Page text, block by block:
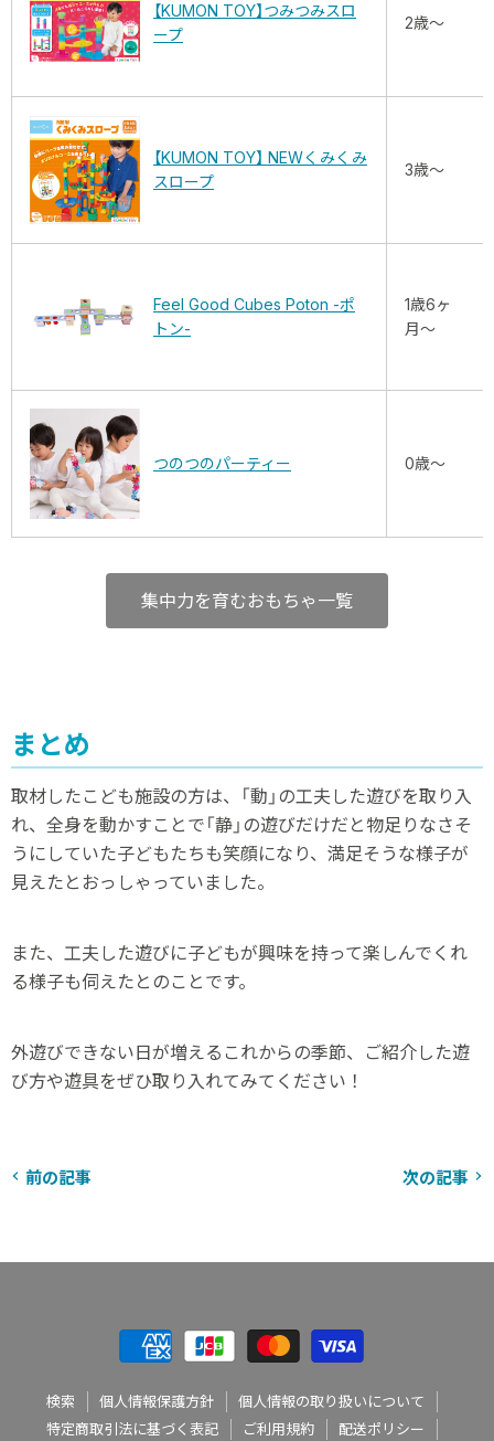
【KUMON TOY】つみつみスロ
ープ
2歳～
【KUMON TOY】 NEWくみくみ
スロープ
3歳～
Feel Good Cubes Poton -ポ
トン-
1歳6ヶ
月～
つのつのパーティー 0歳～
集中力を育むおもちゃ一覧
まとめ
取材したこども施設の方は、「動」の工夫した遊びを取り入
れ、全身を動かすことで「静」の遊びだけだと物足りなさそ
うにしていた子どもたちも笑顔になり、満足そうな様子が
見えたとおっしゃっていました。
また、工夫した遊びに子どもが興味を持って楽しんでくれ
る様子も伺えたとのことです。
外遊びできない日が増えるこれからの季節、ご紹介した遊
び方や遊具をぜひ取り入れてみてください！
前の記事 次の記事
検索 個人情報保護方針
個人情報の取り扱いについて
特定商取引法に基づく表記
ご利用規約 配送ポリシー